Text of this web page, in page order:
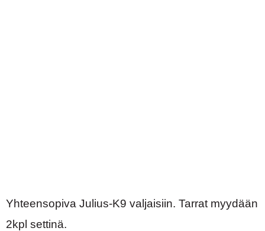
Yhteensopiva Julius-K9 valjaisiin. Tarrat myydään
2kpl settinä.